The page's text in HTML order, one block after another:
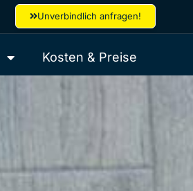
Unverbindlich anfragen!
Kosten & Preise